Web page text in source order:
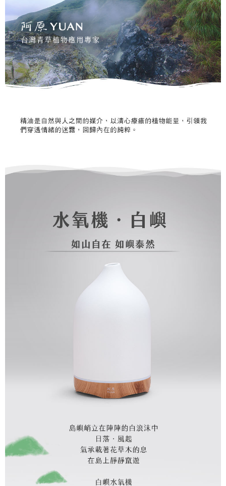
https://aftee.tw/terms/#terms3
３．未成年的使用者請事先徵得法定代理人或監護人之同意方可使用
「AFTEE先享後付」，若未經同意申辦者引起之損失，本公司不負相關責
任。
４．使用「AFTEE先享後付」時，將依據個別帳號之用戶狀況，依本公司即
時審查核予不同之上限額度；若仍有額度不足之情形，本公司將視審查結果
請求用戶進行身份認證。
５．嚴禁一人註冊多個帳號或使用他人資訊註冊。若發現惡意使用之情形，
恩沛科技股份有限公司將有權停止該用戶之使用額度並採取法律行動。